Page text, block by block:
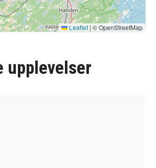
Leaflet | © OpenStreetMap
upplevelser